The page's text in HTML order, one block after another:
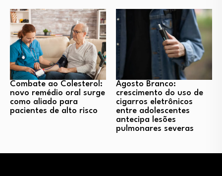
Combate ao Colesterol:
novo remédio oral surge
como aliado para
pacientes de alto risco
Agosto Branco:
crescimento do uso de
cigarros eletrônicos
entre adolescentes
antecipa lesões
pulmonares severas